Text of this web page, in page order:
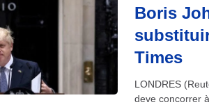
Boris
Times
LONDRES
deve concorrer